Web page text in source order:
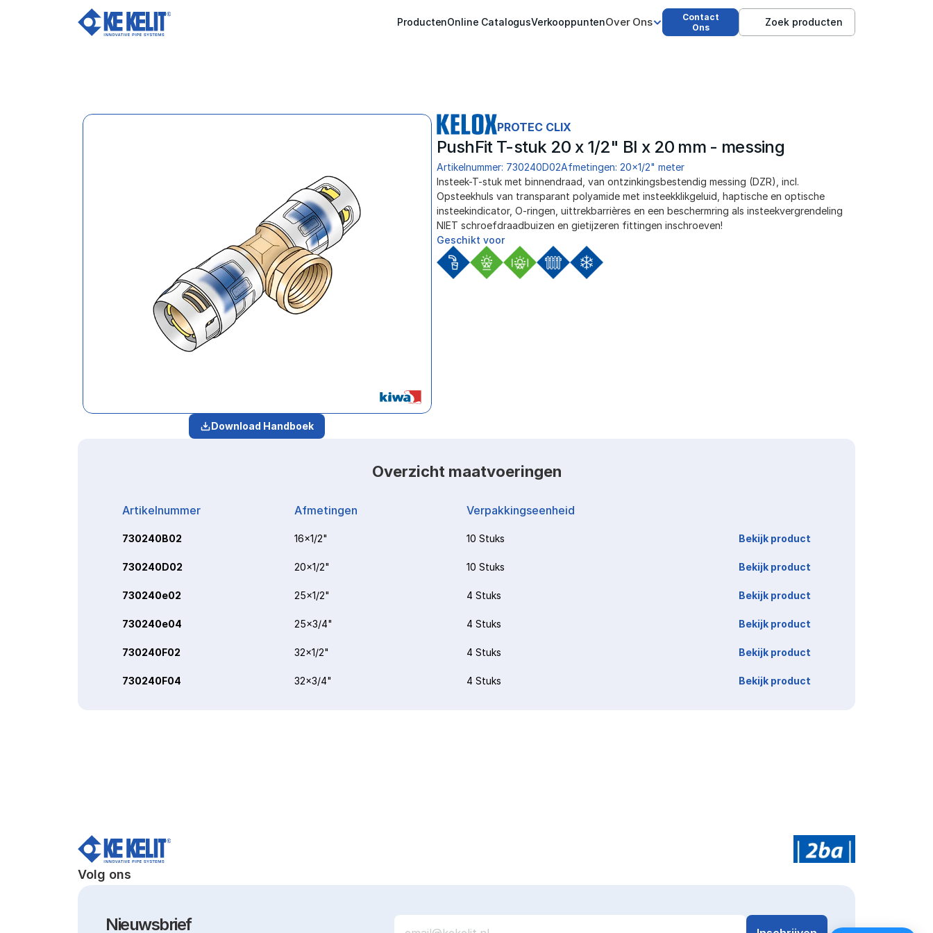
ProductenOnline CatalogusVerkooppuntenOver Ons
Contact
Ons
Zoek producten
Download Handboek
PROTEC CLIX
PushFit T-stuk 20 x 1/2" BI x 20 mm - messing
Artikelnummer: 730240D02Afmetingen: 20x1/2" meter
Insteek-T-stuk met binnendraad, van ontzinkingsbestendig messing (DZR), incl.
Opsteekhuls van transparant polyamide met insteekklikgeluid, haptische en optische
insteekindicator, O-ringen, uittrekbarrières en een beschermring als insteekvergrendeling
NIET schroefdraadbuizen en gietijzeren fittingen inschroeven!
Geschikt voor
Overzicht maatvoeringen
Artikelnummer Afmetingen Verpakkingseenheid
730240B02 16x1/2" 10 Stuks Bekijk product
730240D02 20x1/2" 10 Stuks Bekijk product
730240e02 25x1/2" 4 Stuks Bekijk product
730240e04 25x3/4" 4 Stuks Bekijk product
730240F02 32x1/2" 4 Stuks Bekijk product
730240F04 32x3/4" 4 Stuks Bekijk product
Volg ons
Nieuwsbrief